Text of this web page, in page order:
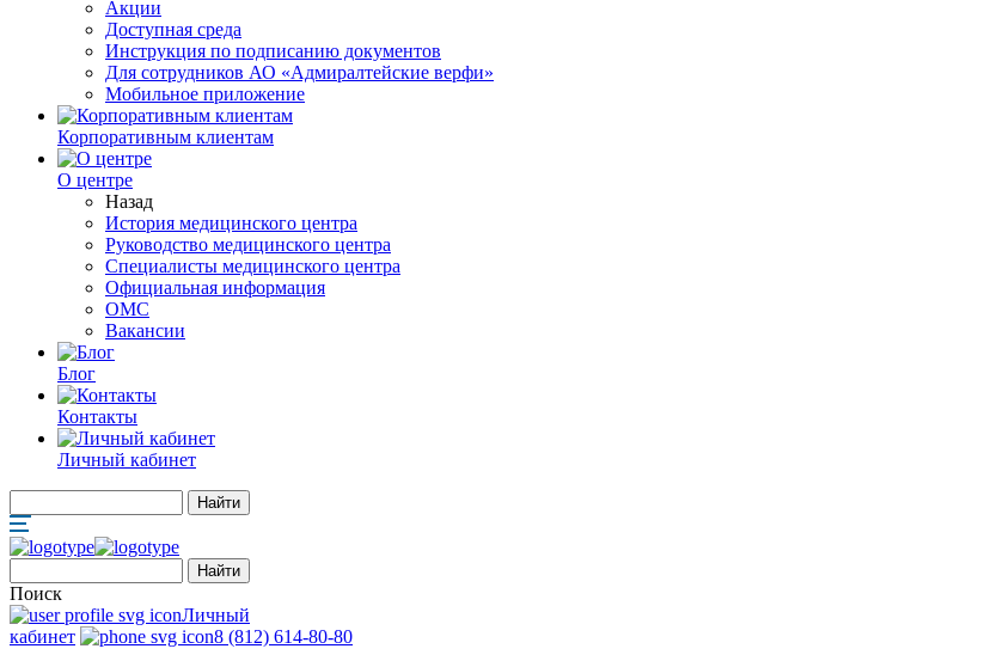
Акции
Доступная среда
Инструкция по подписанию документов
Для сотрудников АО «Адмиралтейские верфи»
Мобильное приложение
Корпоративным клиентам
О центре
Назад
История медицинского центра
Руководство медицинского центра
Специалисты медицинского центра
Официальная информация
ОМС
Вакансии
Блог
Контакты
Личный кабинет
Поиск
Личный
кабинет
8 (812) 614-80-80